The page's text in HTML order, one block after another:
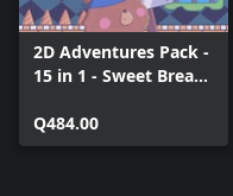
2D Adventures Pack -
15 in 1 - Sweet Bread
Q484.00